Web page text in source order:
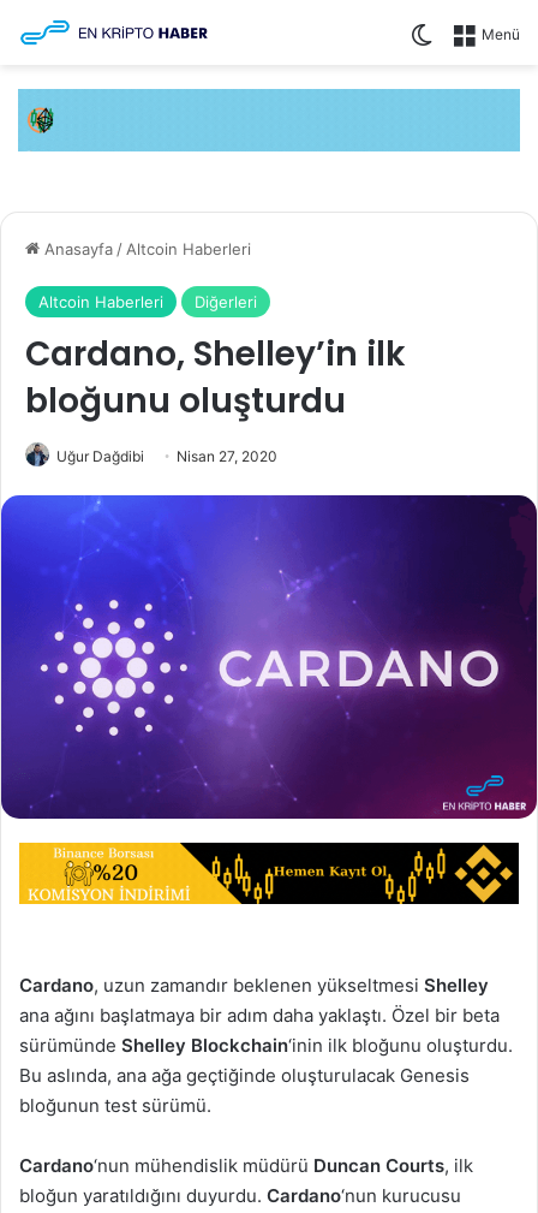
Menü
Dış
Anasayfa / Altcoin Haberleri
Altcoin Haberleri Diğerleri
Cardano, Shelley’in ilk
bloğunu oluşturdu
Uğur Dağdibi Nisan 27, 2020
Cardano, uzun zamandır beklenen yükseltmesi Shelley
ana ağını başlatmaya bir adım daha yaklaştı. Özel bir beta
sürümünde Shelley Blockchain‘inin ilk bloğunu oluşturdu.
Bu aslında, ana ağa geçtiğinde oluşturulacak Genesis
bloğunun test sürümü.
Cardano‘nun mühendislik müdürü Duncan Courts, ilk
bloğun yaratıldığını duyurdu. Cardano‘nun kurucusu